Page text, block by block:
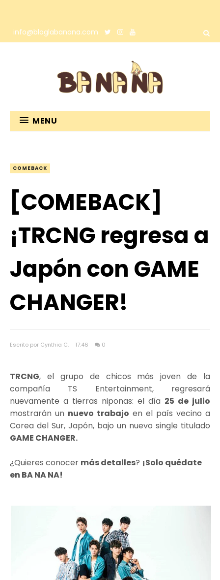
info@bloglabanana.com
MENU
COMEBACK
[COMEBACK]
¡TRCNG regresa a
Japón con GAME
CHANGER!
Escrito por Cynthia C. 17:46 0
TRCNG, el grupo de chicos más joven de la
compañía TS Entertainment, regresará
nuevamente a tierras niponas: el día 25 de julio
mostrarán un nuevo trabajo en el país vecino a
Corea del Sur, Japón, bajo un nuevo single titulado
GAME CHANGER.
¿Quieres conocer más detalles? ¡Solo quédate
en BA NA NA!